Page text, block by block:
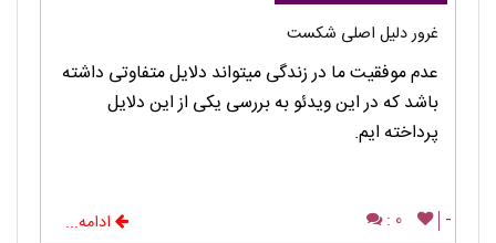
غرور دلیل اصلی شکست
عدم موفقیت ما در زندگی میتواند دلایل متفاوتی داشته
باشد که در این ویدئو به بررسی یکی از این دلایل
پرداخته ایم.
-
0 : ادامه...